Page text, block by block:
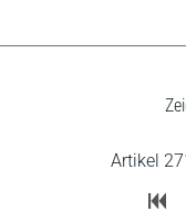
Artikel